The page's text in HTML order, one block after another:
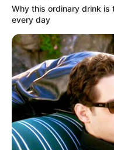
Why this ordinary drink
every day